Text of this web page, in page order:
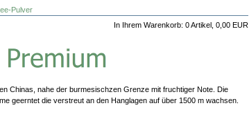
Pulver
In Ihrem Warenkorb: 0Artikel, 0,00 EUR
Chinas, nahe der burmesischzen Grenze mit fruchtiger Note. Die
geerntet die verstreut an den Hanglagen auf über 1500 m wachsen.